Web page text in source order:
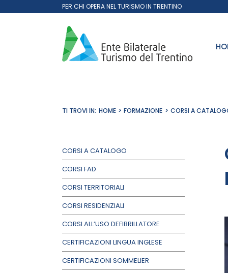
al
PER CHI OPERA NEL TURISMO IN TRENTINO
TI TROVI IN: HOME FORMAZIONE CORSI A
CORSI A CATALOGO
CORSI FAD
CORSI TERRITORIALI
CORSI RESIDENZIALI
CORSI ALL’USO DEFIBRILLATORE
CERTIFICAZIONI LINGUA INGLESE
CERTIFICAZIONI SOMMELIER